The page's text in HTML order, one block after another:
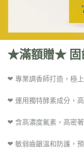
★滿額贈★ 固
❤ 專業調香師打造，極
❤ 運用獨特酵素成分，
❤ 含高濃度氟素，高密
❤ 敏弱齒齦溫和防護，